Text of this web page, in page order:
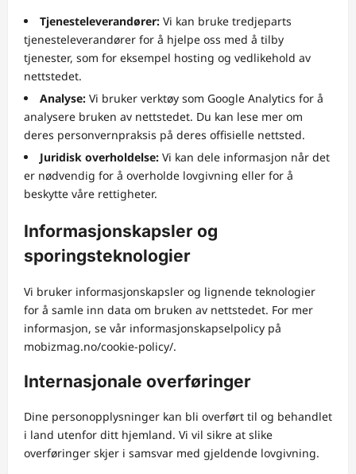
Tjenesteleverandører: Vi kan bruke tredjeparts
tjenesteleverandører for å hjelpe oss med å tilby
tjenester, som for eksempel hosting og vedlikehold av
nettstedet.
Analyse: Vi bruker verktøy som Google Analytics for å
analysere bruken av nettstedet. Du kan lese mer om
deres personvernpraksis på deres offisielle nettsted.
Juridisk overholdelse: Vi kan dele informasjon når det
er nødvendig for å overholde lovgivning eller for å
beskytte våre rettigheter.
Informasjonskapsler og
sporingsteknologier
Vi bruker informasjonskapsler og lignende teknologier
for å samle inn data om bruken av nettstedet. For mer
informasjon, se vår informasjonskapselpolicy på
mobizmag.no/cookie-policy/.
Internasjonale overføringer
Dine personopplysninger kan bli overført til og behandlet
i land utenfor ditt hjemland. Vi vil sikre at slike
overføringer skjer i samsvar med gjeldende lovgivning.